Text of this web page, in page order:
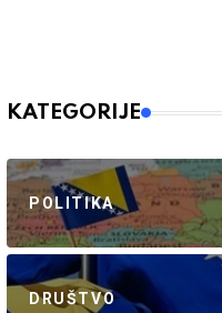
KATEGORIJE
POLITIKA
DRUŠTVO